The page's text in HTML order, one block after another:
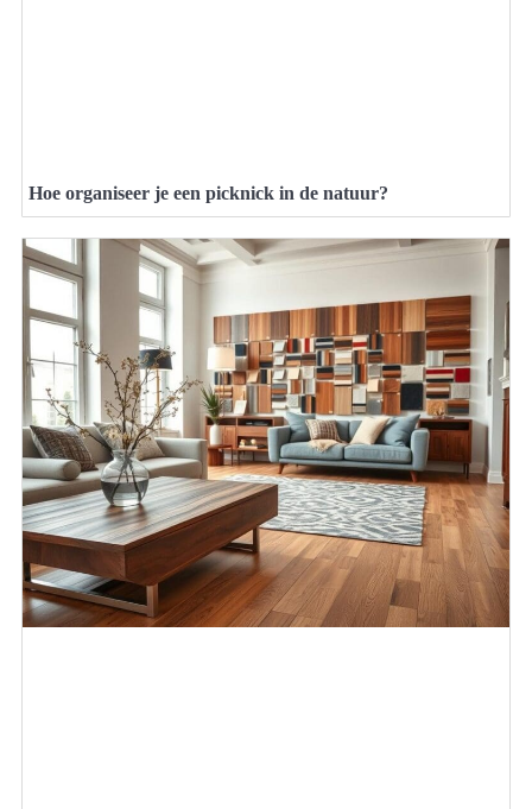
Hoe organiseer je een picknick in de natuur?